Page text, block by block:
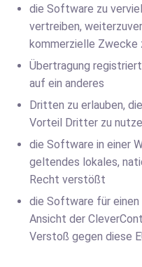
die Software zu
vertreiben,
kommerzielle Zwecke
Übertragung
auf ein anderes
Dritten zu erlauben,
Vorteil Dritter zu
die Software in einer
geltendes lokales,
Recht verstößt
die Software für einen
Ansicht der
Verstoß gegen diese